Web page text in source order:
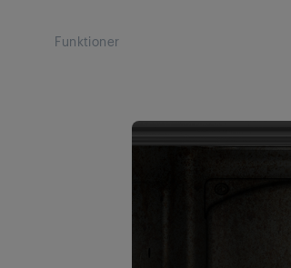
Funktioner